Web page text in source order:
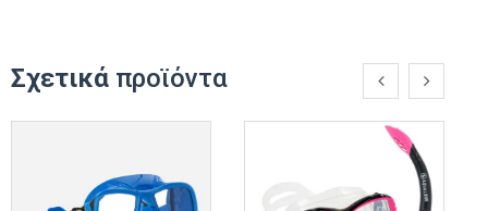
Σχετικά προϊόντα